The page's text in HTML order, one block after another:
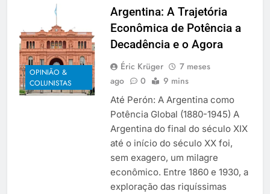
OPINIÃO &
COLUNISTAS
Argentina: A Trajetória
Econômica de Potência a
Decadência e o Agora
Éric Krüger
7 meses
ago
0 9 mins
Até Perón: A Argentina como
Potência Global (1880-1945) A
Argentina do final do século XIX
até o início do século XX foi,
sem exagero, um milagre
econômico. Entre 1860 e 1930, a
exploração das riquíssimas